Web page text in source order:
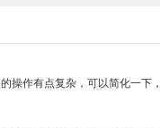
操作有点复杂，可以简化一下